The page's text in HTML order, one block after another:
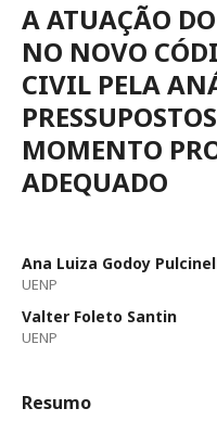
A ATUAÇÃO
NO NOVO
CIVIL PELA
MOMENTO
ADEQUADO
Ana Luiza Godoy
UENP
Valter Foleto Santin
UENP
Resumo